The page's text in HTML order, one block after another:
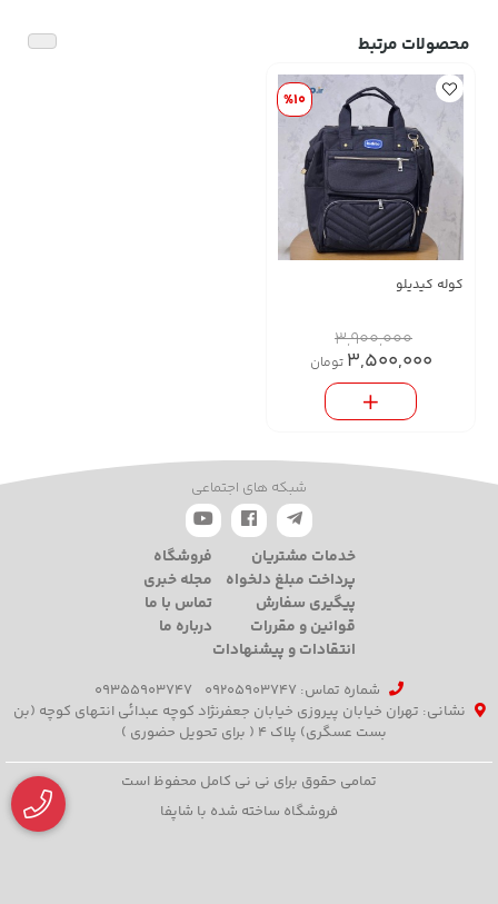
محصولات مرتبط
%10
کوله کیدیلو
3,900,000
3,500,000 تومان
شبکه های اجتماعی
خدمات مشتریان
پرداخت مبلغ دلخواه
پیگیری سفارش
قوانین و مقررات
انتقادات و پیشنهادات
فروشگاه
مجله خبری
تماس با ما
درباره ما
شماره تماس‌: 09205903747
09355903747
نشانی: تهران خیابان پیروزی خیابان جعفرنژاد کوچه عبدائی انتهای کوچه (بن
بست عسگری) پلاک 4 ( برای تحویل حضوری )
تمامی حقوق برای نی نی کامل محفوظ است
فروشگاه ساخته شده با شاپفا